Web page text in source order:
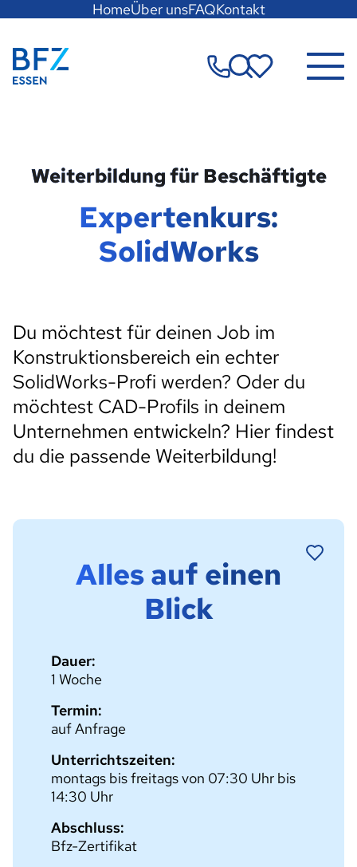
Seite
anspringen
HomeÜber unsFAQKontakt
Zur Startseite Merkzettel
Weiterbildung für Beschäftigte
Expertenkurs:
SolidWorks
Du möchtest für deinen Job im
Konstruktionsbereich ein echter
SolidWorks-Profi werden? Oder du
möchtest CAD-Profils in deinem
Unternehmen entwickeln? Hier findest
du die passende Weiterbildung!
Alles auf einen
Blick
Dauer:
1 Woche
Termin:
auf Anfrage
Unterrichtszeiten:
montags bis freitags von 07:30 Uhr bis
14:30 Uhr
Abschluss:
Bfz-Zertifikat